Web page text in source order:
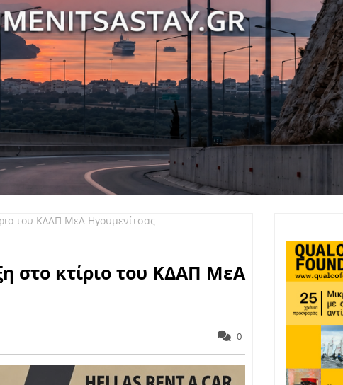
του ΚΔΑΠ ΜεΑ Ηγουμενίτσας
στο κτίριο του ΚΔΑΠ ΜεΑ
0